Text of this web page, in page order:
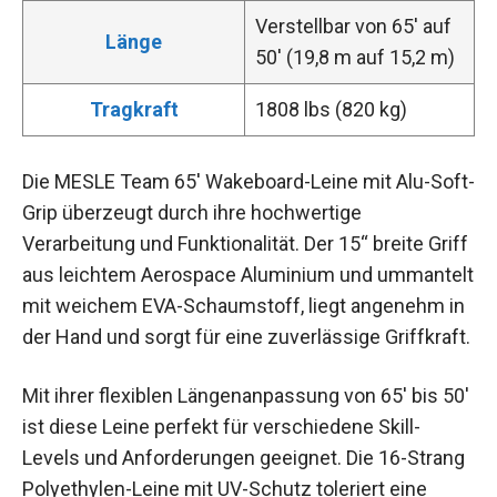
Länge
Verstellbar von 65′ auf
50′ (19,8 m auf 15,2 m)
Tragkraft 1808 lbs (820 kg)
Die MESLE Team 65′ Wakeboard-Leine mit Alu-Soft-
Grip überzeugt durch ihre hochwertige
Verarbeitung und Funktionalität. Der 15“ breite Griff
aus leichtem Aerospace Aluminium und ummantelt
mit weichem EVA-Schaumstoff, liegt angenehm in
der Hand und sorgt für eine zuverlässige Griffkraft.
Mit ihrer flexiblen Längenanpassung von 65′ bis 50′
ist diese Leine perfekt für verschiedene Skill-
Levels und Anforderungen geeignet. Die 16-Strang
Polyethylen-Leine mit UV-Schutz toleriert eine